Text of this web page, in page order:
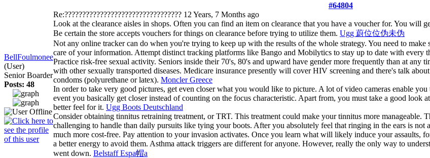
#64804
BellFoulmonee
(User)
Senior Boarder
Posts: 48
Re:????????????????????????????????? 12 Years, 7 Months ago
Look at the clearance aisles in shops. Often you can find an item on clearance that you have a voucher for. You will
Be certain the store accepts vouchers for things on clearance before trying to utilize them. Ugg 蔚位位伪未伪
Not any online tracker can do when you're trying to keep up with the results of the whole strategy. You need to
care of your information. Attempt distinct tracking platforms like Bango and Mobilytics to stay up to date with every
Practice risk-free sexual activity. Seniors inside their 70's, 80's and upward have gender more frequently than at any
with other sexually transported diseases. Medicare insurance presently will cover HIV screening and there's talk
condoms (polyurethane or latex). Moncler Greece
In order to take very good pictures, get even closer what you would like to picture. A lot of video cameras enable
event you basically get closer instead of counting on the focus characteristic. Apart from, you must take a good look
better feel for it. Ugg Boots Deutschland
Consider obtaining tinnitus retraining treatment, or TRT. This treatment could make your tinnitus more manageable.
challenging to handle than daily pursuits like tying your boots. After you absolutely feel that ringing in the ears is
much more cost-free. Pay attention to your invasion activates. Once you learn what will likely induce your assaults,
a better energy to avoid them. Asthma attack triggers are different for anyone. However, really the only way to
went down. Belstaff Espa帽a